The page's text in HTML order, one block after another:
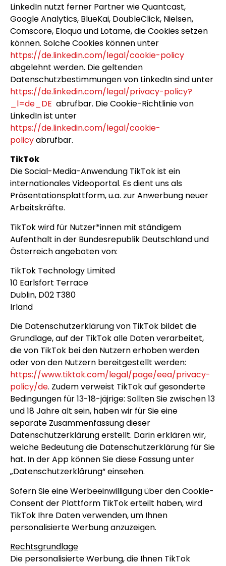
LinkedIn nutzt ferner Partner wie Quantcast,
Google Analytics, BlueKai, DoubleClick, Nielsen,
Comscore, Eloqua und Lotame, die Cookies setzen
können. Solche Cookies können unter
https://de.linkedin.com/legal/cookie-policy
abgelehnt werden. Die geltenden
Datenschutzbestimmungen von LinkedIn sind unter
https://de.linkedin.com/legal/privacy-policy?
_l=de_DE abrufbar. Die Cookie-Richtlinie von
LinkedIn ist unter
https://de.linkedin.com/legal/cookie-
policyabrufbar.
TikTok
Die Social-Media-Anwendung TikTok ist ein
internationales Videoportal. Es dient uns als
Präsentationsplattform, u.a. zur Anwerbung neuer
Arbeitskräfte.
TikTok wird für Nutzer*innen mit ständigem
Aufenthalt in der Bundesrepublik Deutschland und
Österreich angeboten von:
TikTok Technology Limited
10 Earlsfort Terrace
Dublin, D02 T380
Irland
Die Datenschutzerklärung von TikTok bildet die
Grundlage, auf der TikTok alle Daten verarbeitet,
die von TikTok bei den Nutzern erhoben werden
oder von den Nutzern bereitgestellt werden:
https://www.tiktok.com/legal/page/eea/privacy-
policy/de. Zudem verweist TikTok auf gesonderte
Bedingungen für 13-18-jäjrige: Sollten Sie zwischen 13
und 18 Jahre alt sein, haben wir für Sie eine
separate Zusammenfassung dieser
Datenschutzerklärung erstellt. Darin erklären wir,
welche Bedeutung die Datenschutzerklärung für Sie
hat. In der App können Sie diese Fassung unter
„Datenschutzerklärung“ einsehen.
Sofern Sie eine Werbeeinwilligung über den Cookie-
Consent der Plattform TikTok erteilt haben, wird
TikTok Ihre Daten verwenden, um Ihnen
personalisierte Werbung anzuzeigen.
Rechtsgrundlage
Die personalisierte Werbung, die Ihnen TikTok